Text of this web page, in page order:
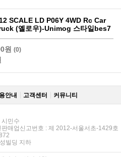
SCALE LD P06Y 4WD Rc Car
(옐로우)-Unimog 스타일bes7
원 (0)
안내 고객센터 커뮤니티
민수
매업신고번호 : 제 2012-서울서초-1429호
빌딩 지하